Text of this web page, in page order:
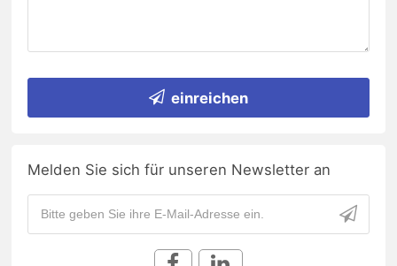
einreichen
Melden Sie sich für unseren Newsletter an